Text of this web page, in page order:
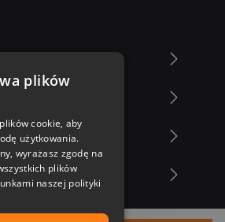
plików
cookie, aby
użytkowania.
wyrażasz zgodę na
plików
naszej polityki